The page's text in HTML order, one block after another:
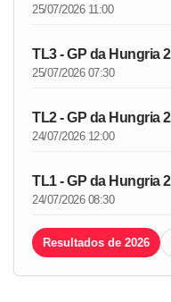
25/07/2026 11:00
TL3 - GP da Hungria
25/07/2026 07:30
TL2 - GP da Hungria
24/07/2026 12:00
TL1 - GP da Hungria
24/07/2026 08:30
Resultados de 2026